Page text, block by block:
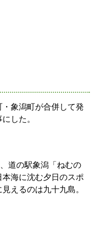
象潟町が合併して発
した。
道の駅象潟「ねむの
海に沈む夕日のスポ
えるのは九十九島。